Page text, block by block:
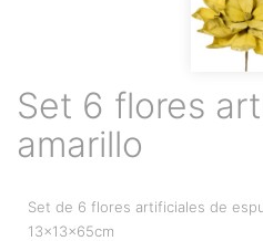
Set 6 flores
amarillo
Set de 6 flores artificiales de
13x13x65cm